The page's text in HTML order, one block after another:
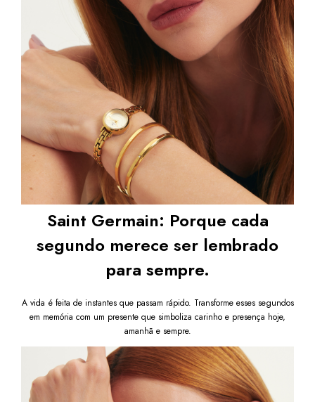
Saint Germain: Porque cada
segundo merece ser lembrado
para sempre.
A vida é feita de instantes que passam rápido. Transforme esses segundos
em memória com um presente que simboliza carinho e presença hoje,
amanhã e sempre.